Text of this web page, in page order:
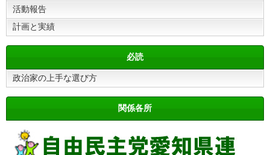
活動報告
計画と実績
必読
政治家の上手な選び方
関係各所